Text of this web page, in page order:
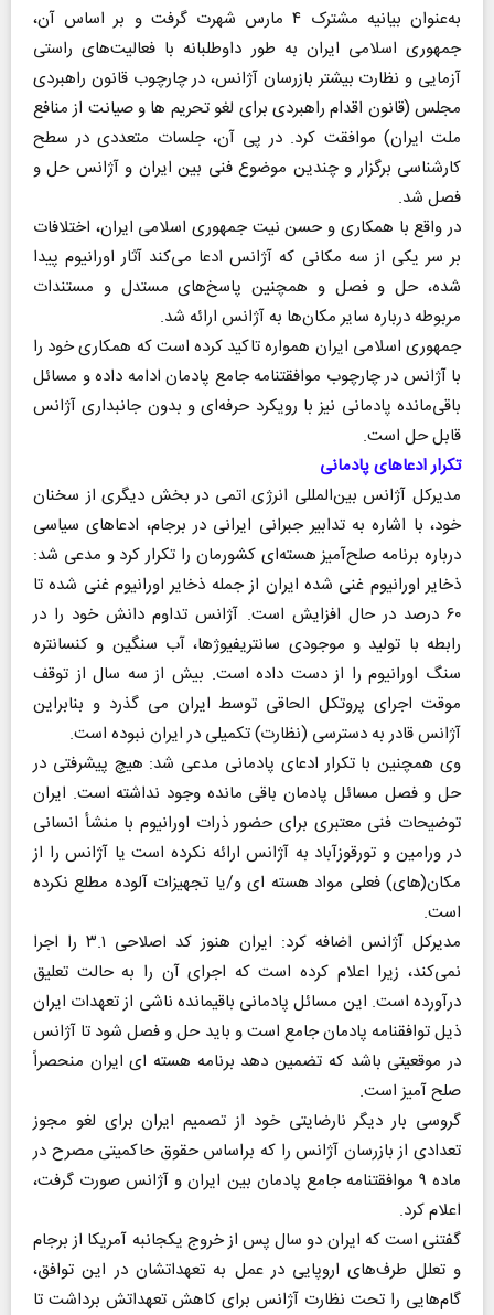
به‌عنوان بیانیه مشترک ۴ مارس شهرت گرفت و بر اساس آن،
جمهوری اسلامی ایران به طور داوطلبانه با فعالیت‌های راستی
آزمایی و نظارت بیشتر بازرسان آژانس، در چارچوب قانون راهبردی
مجلس (قانون اقدام راهبردی برای لغو تحریم ها و صیانت از منافع
ملت ایران) موافقت کرد. در پی آن، جلسات متعددی در سطح
کارشناسی برگزار و چندین موضوع فنی بین ایران و آژانس حل و
فصل شد.
در واقع با همکاری و حسن نیت جمهوری اسلامی ایران، اختلافات
بر سر یکی از سه مکانی که آژانس ادعا می‌کند آثار اورانیوم پیدا
شده، حل و فصل و همچنین پاسخ‌های مستدل و مستندات
مربوطه درباره سایر مکان‌ها به آژانس ارائه شد.
جمهوری اسلامی ایران همواره تاکید کرده است که همکاری خود را
با آژانس در چارچوب موافقتنامه جامع پادمان ادامه داده و مسائل
باقی‌مانده پادمانی نیز با رویکرد حرفه‌ای و بدون جانبداری آژانس
قابل حل است.
تکرار ادعاهای پادمانی
مدیرکل آژانس بین‌المللی انرژی اتمی در بخش دیگری از سخنان
خود، با اشاره به تدابیر جبرانی ایرانی در برجام، ادعاهای سیاسی
درباره برنامه صلح‌آمیز هسته‌ای کشورمان را تکرار کرد و مدعی شد:
ذخایر اورانیوم غنی شده ایران از جمله ذخایر اورانیوم غنی شده تا
۶۰ درصد در حال افزایش است. آژانس تداوم دانش خود را در
رابطه با تولید و موجودی سانتریفیوژها، آب سنگین و کنسانتره
سنگ اورانیوم را از دست داده است. بیش از سه سال از توقف
موقت اجرای پروتکل الحاقی توسط ایران می گذرد و بنابراین
آژانس قادر به دسترسی (نظارت) تکمیلی در ایران نبوده است.
وی همچنین با تکرار ادعای پادمانی مدعی شد: هیچ پیشرفتی در
حل و فصل مسائل پادمان باقی مانده وجود نداشته است. ایران
توضیحات فنی معتبری برای حضور ذرات اورانیوم با منشأ انسانی
در ورامین و تورقوزآباد به آژانس ارائه نکرده است یا آژانس را از
مکان(های) فعلی مواد هسته ای و/یا تجهیزات آلوده مطلع نکرده
است.
مدیرکل آژانس اضافه کرد:‌ ایران هنوز کد اصلاحی ۳.۱ را اجرا
نمی‌کند، زیرا اعلام کرده است که اجرای آن را به حالت تعلیق
درآورده است. این مسائل پادمانی باقیمانده ناشی از تعهدات ایران
ذیل توافقنامه پادمان جامع است و باید حل و فصل شود تا آژانس
در موقعیتی باشد که تضمین دهد برنامه هسته ای ایران منحصراً
صلح آمیز است.
گروسی بار دیگر نارضایتی خود از تصمیم ایران برای لغو مجوز
تعدادی از بازرسان آژانس را که براساس حقوق حاکمیتی مصرح در
ماده ۹ موافقتنامه جامع پادمان بین ایران و آژانس صورت گرفت،
اعلام کرد.
گفتنی است که ایران دو سال پس از خروج یکجانبه آمریکا از برجام
و تعلل طرف‌های اروپایی در عمل به تعهداتشان در این توافق،
گام‌هایی را تحت نظارت آژانس برای کاهش تعهداتش برداشت تا